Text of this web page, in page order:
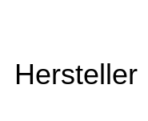
Hersteller